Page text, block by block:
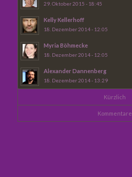
29. Oktober 2015 - 18:45
Kelly Kellerhoff
18. Dezember 2014 - 12:05
Myria Böhmecke
18. Dezember 2014 - 12:05
Alexander Dannenberg
18. Dezember 2014 - 13:29
Kürzlich
Kommentare